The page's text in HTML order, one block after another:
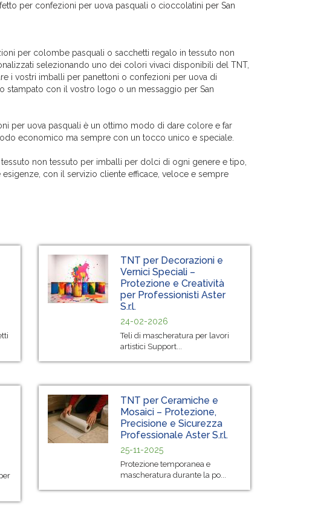
per confezioni per uova pasquali o cioccolatini per San
per colombe pasquali o sacchetti regalo in tessuto non
selezionando uno dei colori vivaci disponibili del TNT,
i vostri imballi per panettoni o confezioni per uova di
stampato con il vostro logo o un messaggio per San
per uova pasquali è un ottimo modo di dare colore e far
economico ma sempre con un tocco unico e speciale.
non tessuto per imballi per dolci di ogni genere e tipo,
con il servizio cliente efficace, veloce e sempre
TNT per Decorazioni e
Vernici Speciali –
Protezione e Creatività
per Professionisti Aster
S.r.l.
24-02-2026
Teli di mascheratura per lavori
artistici Support...
TNT per Ceramiche e
Mosaici – Protezione,
Precisione e Sicurezza
Professionale Aster S.r.l.
25-11-2025
Protezione temporanea e
mascheratura durante la po...